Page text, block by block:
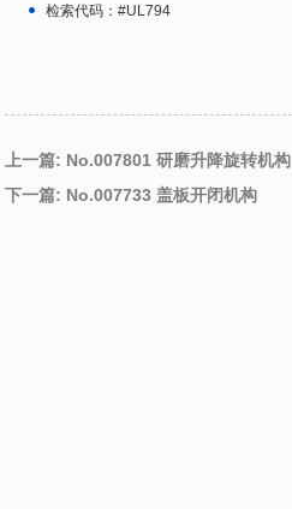
检索代码：#UL794
上一篇: No.007801 研磨升降旋转机构
下一篇: No.007733 盖板开闭机构